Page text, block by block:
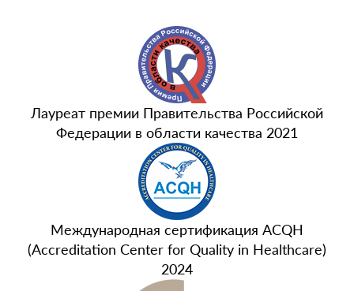
Лауреат премии Правительства Российской
Федерации в области качества 2021
Международная сертификация ACQH
(Accreditation Center for Quality in Healthcare)
2024